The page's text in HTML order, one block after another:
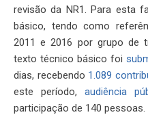
revisão da NR1. Para esta
básico, tendo como
2011 e 2016 por grupo de
texto técnico básico foi
dias, recebendo 1.089
este período, audiência
participação de 140